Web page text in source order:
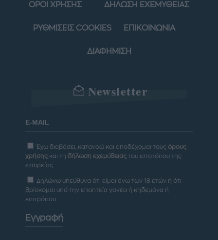
ΟΡΟΙ ΧΡΗΣΗΣ ΔΗΛΩΣΗ ΕΧΕΜΥΘΕΙΑΣ
ΡΥΘΜΙΣΕΙΣ COOKIES ΕΠΙΚΟΙΝΩΝΙΑ
ΔΙΑΦΗΜΙΣΗ
Newsletter
Έχω διαβάσει, κατανοώ και αποδέχομαι τους όρους
χρήσης και τη δήλωση εχεμύθειας του ιστοτόπου της
εταιρείας
Δηλώνω υπεύθυνα ότι είμαι άνω των 18 ετών ή ότι
βρίσκομαι υπό την εποπτεία γονέα ή κηδεμόνα ή
επιτρόπου
Εγγραφή